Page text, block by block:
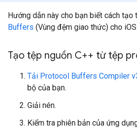
Hướng dẫn này cho bạn biết cách tạo
Buffers (Vùng đệm giao thức) cho
Tạo tệp nguồn C++ từ tệp
Tải Protocol Buffers Compiler
bộ của bạn.
Giải nén.
Kiểm tra phiên bản của ứng